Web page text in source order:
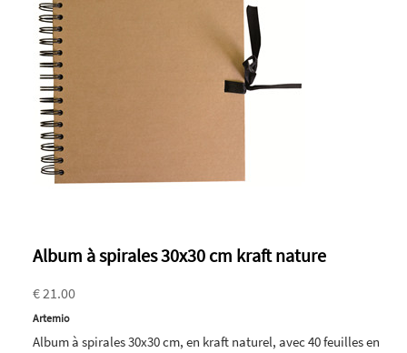
Album à spirales 30x30 cm kraft nature
€ 21.00
Artemio
Album à spirales 30x30 cm, en kraft naturel, avec 40 feuilles en